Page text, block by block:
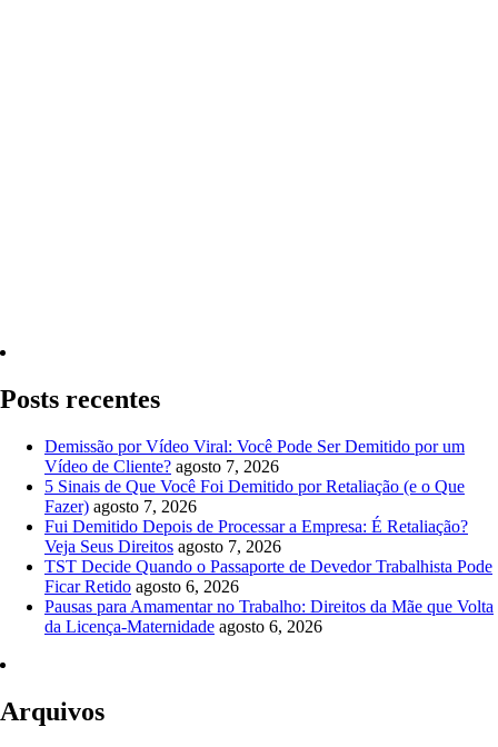
Posts recentes
Demissão por Vídeo Viral: Você Pode Ser Demitido por um
Vídeo de Cliente? agosto 7, 2026
5 Sinais de Que Você Foi Demitido por Retaliação (e o Que
Fazer) agosto 7, 2026
Fui Demitido Depois de Processar a Empresa: É Retaliação?
Veja Seus Direitos agosto 7, 2026
TST Decide Quando o Passaporte de Devedor Trabalhista Pode
Ficar Retido agosto 6, 2026
Pausas para Amamentar no Trabalho: Direitos da Mãe que Volta
da Licença-Maternidade agosto 6, 2026
Arquivos